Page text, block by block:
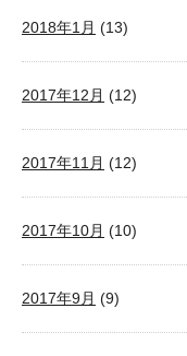
2018年1月 (13)
2017年12月 (12)
2017年11月 (12)
2017年10月 (10)
2017年9月 (9)